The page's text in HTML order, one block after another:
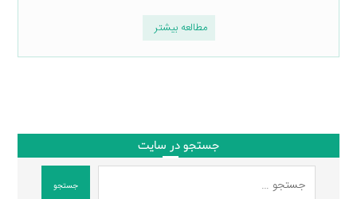
مطالعه بیشتر
جستجو در سایت
جستجو